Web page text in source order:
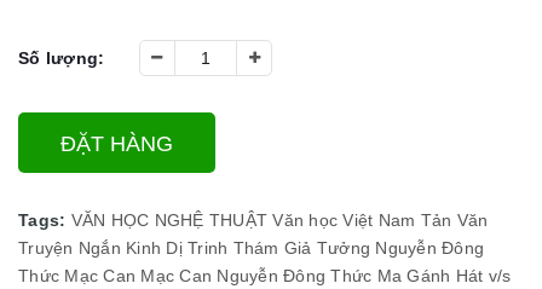
Số lượng:
ĐẶT HÀNG
Tags: VĂN HỌC NGHỆ THUẬT Văn học Việt Nam Tản Văn
Truyện Ngắn Kinh Dị Trinh Thám Giả Tưởng Nguyễn Đông
Thức Mạc Can Mạc Can Nguyễn Đông Thức Ma Gánh Hát v/s